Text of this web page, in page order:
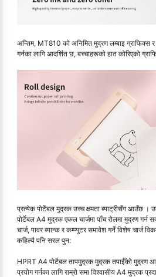
अन्तिम, MT810 को अनिमित मुद्रण लम्बाइ ग्राफिक्स र
गर्नका लागि आदर्शित छ, बच्चाहरूको हात कोरिएको
प्रत्येक पोर्टेबल मुद्रक उच्च क्षमता ब्याट्रीसँग आउँछ ।
पोर्टेबल A4 मुद्रक एकल चार्जमा पाँच रोलमा मुद्रण गर्न
चार्ज, पावर ब्यान्क र कम्प्युटर समावेश गर्ने विशेष चार्ज
कहिल्यै पनि सरल पुन:
HPRT A4 पोर्टेबल तापमुद्रक मुद्रक तपाईँको मुद्रण
प्रयोग गर्नका लागि राम्रो समा विश्वासीय A4 मुद्रक